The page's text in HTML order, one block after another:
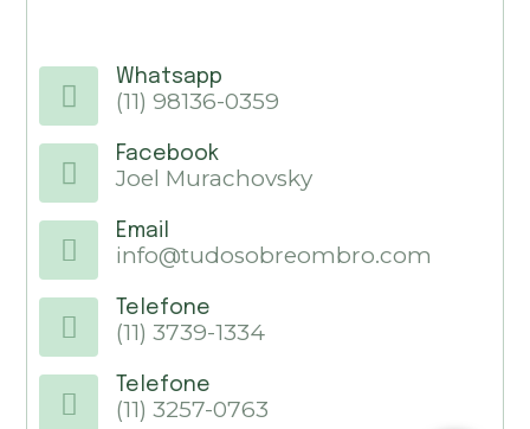
Whatsapp
(11) 98136-0359
Facebook
Joel Murachovsky
Email
info@tudosobreombro.com
Telefone
(11) 3739-1334
Telefone
(11) 3257-0763